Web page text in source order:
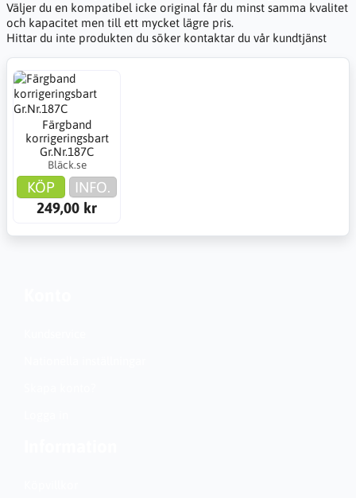
Väljer du en kompatibel icke original får du minst samma kvalitet
och kapacitet men till ett mycket lägre pris.
Hittar du inte produkten du söker kontaktar du vår kundtjänst
Färgband
korrigeringsbart
Gr.Nr.187C
Bläck.se
KÖP
INFO.
249,00 kr